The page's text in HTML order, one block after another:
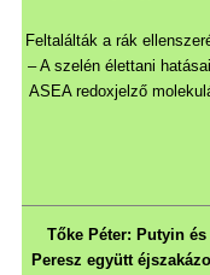
Feltalálták a rák
– A szelén élettani
ASEA redoxjelző
Tőke Péter: Putyin és
Peresz együtt